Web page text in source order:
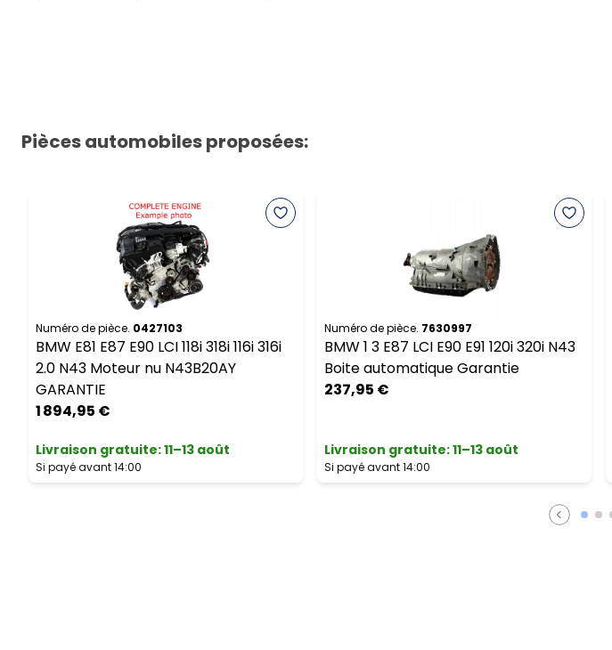
Pièces automobiles proposées:
Numéro de pièce. 0427103
BMW E81 E87 E90 LCI 118i 318i 116i 316i
2.0 N43 Moteur nu N43B20AY
GARANTIE
1 894,95 €
Livraison gratuite:11–13 août
Si payé avant 14:00
Numéro de pièce. 7630997
BMW 1 3 E87 LCI E90 E91 120i 320i N43
Boite automatique Garantie
237,95 €
Livraison gratuite:11–13 août
Si payé avant 14:00